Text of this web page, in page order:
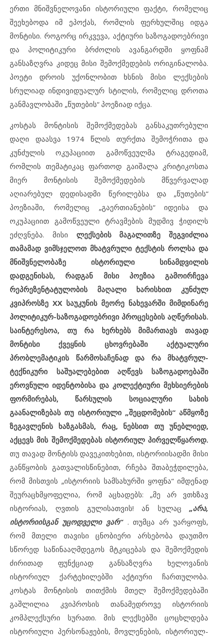
ერთი მნიშვნელოვანი ისტორიული ფაქტი, რომელიც
შეეხებოდა იმ ეპოქას, რომლის ფერხულშიც იდგა
მონტისი. როგორც ირკვევა, აქტიური საზოგადოებრივი
და პოლიტიკური ბრძოლის ავანგარდში ყოფნამ
განსაზღვრა კიდეც მისი შემოქმედების ორიგინალობა.
პოეტი დროის უქონლობით ხსნის მისი ლექსების
სრულიად ინდივიდუალურ სტილის, რომელიც დროთა
განმავლობაში „წუთების“ პოეზიად იქცა.
კოსტას მონტისის შემოქმედებას განსაკუთრებული
დაღი დაასვა 1974 წლის თურქთა შემოჭრითა და
კუნძულის ოკუპაციით გამოწვეულმა ტრაგედიამ,
რომლის თემატიკაც ფართოდ გაიშალა კრიტიკოსთა
მიერ მონტისის შემოქმედების მწვერვალად
აღიარებულ დედისადმი წერილებსა და „წუთების“
პოეზიაში, რომელიც „გაერთიანების“ იდეისა და
ოკუპაციით გამოწვეული ტრავმების მუდმივ ჭიდილს
ეძღვნება. მისი ლექსების მაგალითზე შეგვიძლია
თამამად ვიმსჯელოთ მხატვრული ტექსტის როლსა და
მნიშვნელობაზე ისტორიული სინამდვილის
დადგენისას, რადგან მისი პოეზია გამოირჩევა
რეპრეზენტატულობის მაღალი ხარისხით კუნძულ
კვიპროსზე XX საუკუნის მეორე ნახევარში მიმდინარე
პოლიტიკურ-საზოგადოებრივი პროცესების აღწერისას.
საინტერესოა, თუ რა ხერხებს მიმართავს თავად
მონტისი ქვეყნის ცხოვრებაში აქტუალური
პრობლემატიკის წარმოსაჩენად და რა მხატვრულ-
ტექნიკური საშუალებებით აღწევს საზოგადოებაში
ეროვნული იდენტობისა და კოლექტიური მეხსიერების
ფორმირებას, წარსულის სოციალური სახის
გაანალიზებას თუ ისტორიული „შეცდომების“ აწმყოზე
ზეგავლენის ხაზგასმას, რაც, ნებსით თუ უნებლიედ,
აქცევს მის შემოქმედებას ისტორიულ პირველწყაროდ.
თუ თავად მონტისს დავეკითხებით, ისტორიისადმი მისი
განწყობის გათვალისწინებით, რჩება შთაბეჭდილება,
რომ მისთვის „ისტორიის სამსახურში ყოფნა“ იმდენად
შეურაცხმყოფელია, რომ აცხადებს: „მე არ ვთხზავ
ისტორიას, ღვთის გულისათვის! ან სულაც „არა,
ისტორიისგან უცოდველი ვარ“ . თუმცა არ უარყოფს,
რომ მთელი თავისი ცნობიერი არსებობა დაუთმო
სწორედ საწინააღმდეგოს მტკიცებას და შემოქმედის
ძირითად ფუნქციად განსაზღვრა ხელოვანის
ისტორიულ ქარტეხილებში აქტიური ჩართულობა.
კოსტას მონტისის თითქმის მთელ შემოქმედებაში
გაშლილია კვიპროსის თანამედროვე ისტორიის
კომპლექსური სურათი. მის ლექსებში ცოცხლდება
ისტორიული პერსონაჟების, მოვლენების, ისტორიულ-